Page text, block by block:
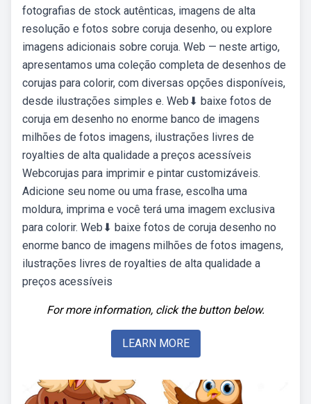
fotografias de stock autênticas, imagens de alta
resolução e fotos sobre coruja desenho, ou explore
imagens adicionais sobre coruja. Web — neste artigo,
apresentamos uma coleção completa de desenhos de
corujas para colorir, com diversas opções disponíveis,
desde ilustrações simples e. Web⬇ baixe fotos de
coruja em desenho no enorme banco de imagens
milhões de fotos imagens, ilustrações livres de
royalties de alta qualidade a preços acessíveis
Webcorujas para imprimir e pintar customizáveis.
Adicione seu nome ou uma frase, escolha uma
moldura, imprima e você terá uma imagem exclusiva
para colorir. Web⬇ baixe fotos de coruja desenho no
enorme banco de imagens milhões de fotos imagens,
ilustrações livres de royalties de alta qualidade a
preços acessíveis
For more information, click the button below.
LEARN MORE